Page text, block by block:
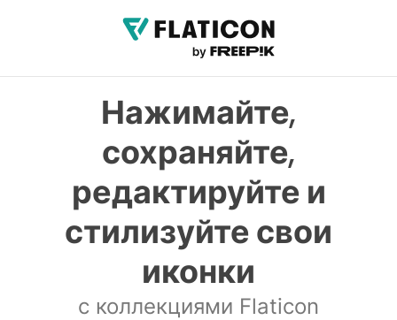
Нажимайте,
сохраняйте,
редактируйте и
стилизуйте свои
иконки
с коллекциями Flaticon